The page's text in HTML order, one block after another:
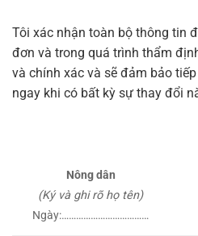
Tôi xác nhận toàn bộ thông tin
đơn và trong quá trình thẩm
và chính xác và sẽ đảm bảo
ngay khi có bất kỳ sự thay đổi
Nông dân
(Ký và ghi rõ họ tên)
Ngày:………………………………